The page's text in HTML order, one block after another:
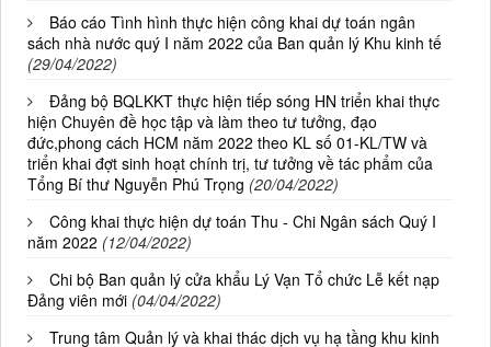
Báo cáo Tình hình thực hiện công khai dự toán ngân
sách nhà nước quý I năm 2022 của Ban quản lý Khu kinh tế
(29/04/2022)
Đảng bộ BQLKKT thực hiện tiếp sóng HN triển khai thực
hiện Chuyên đề học tập và làm theo tư tưởng, đạo
đức,phong cách HCM năm 2022 theo KL số 01-KL/TW và
triển khai đợt sinh hoạt chính trị, tư tưởng về tác phẩm của
Tổng Bí thư Nguyễn Phú Trọng (20/04/2022)
Công khai thực hiện dự toán Thu - Chi Ngân sách Quý I
năm 2022 (12/04/2022)
Chi bộ Ban quản lý cửa khẩu Lý Vạn Tổ chức Lễ kết nạp
Đảng viên mới (04/04/2022)
Trung tâm Quản lý và khai thác dịch vụ hạ tầng khu kinh